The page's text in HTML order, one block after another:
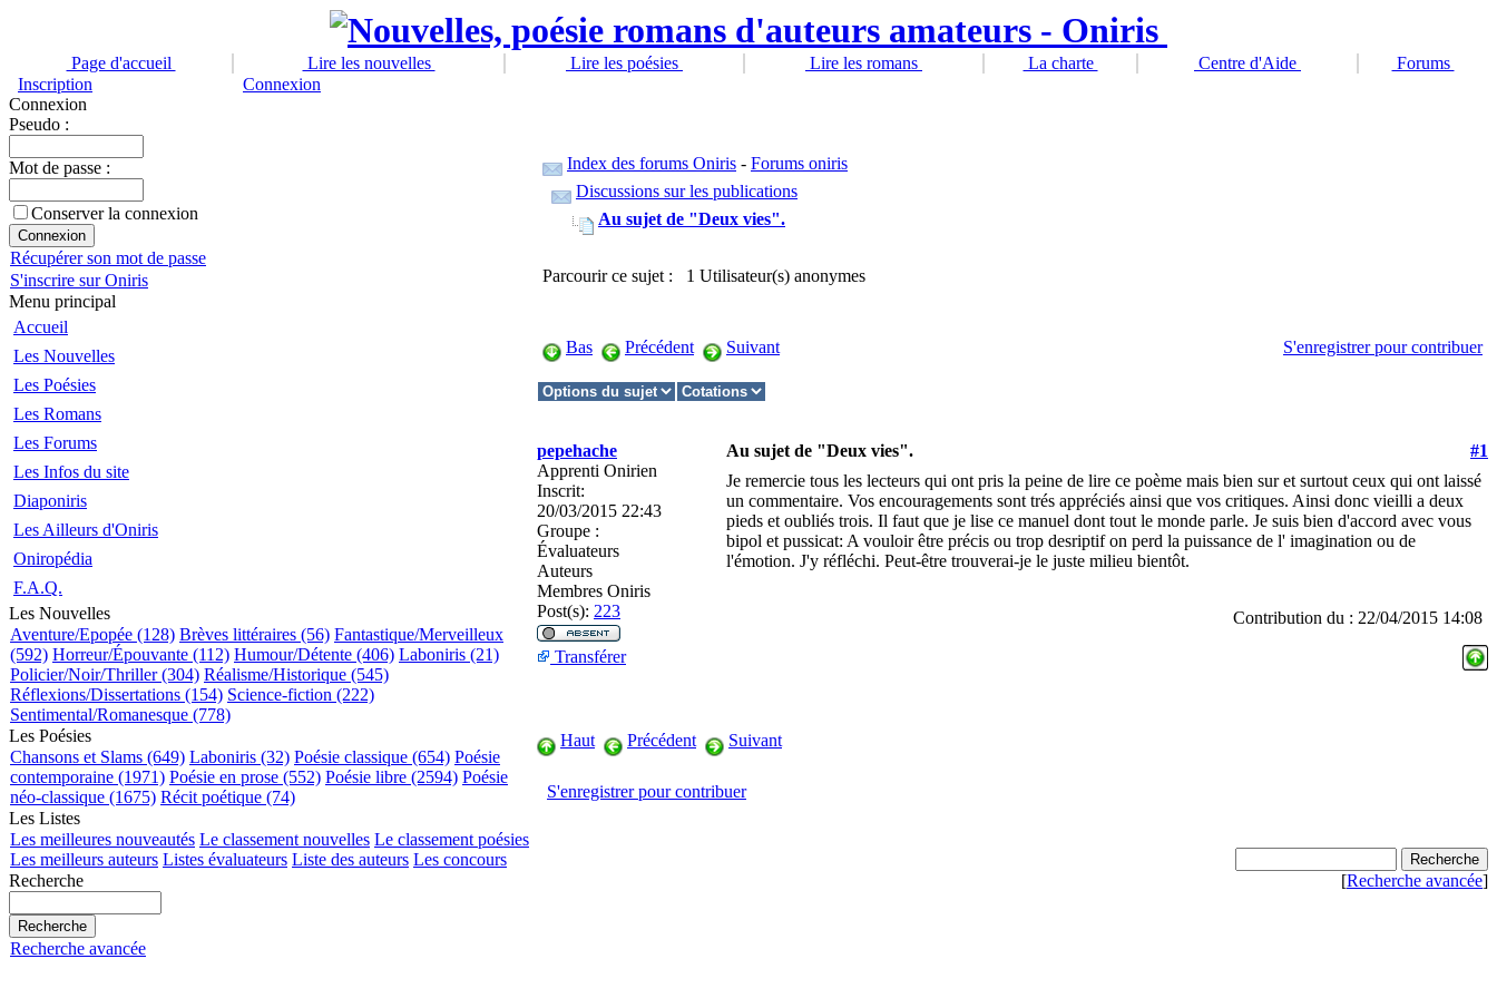
Page d'accueil Lire les nouvelles Lire les poésies Lire les romans La charte Centre d'Aide
Forums
Inscription
Connexion
Connexion
Pseudo :
Mot de passe :
Conserver la connexion
Récupérer son mot de passe
S'inscrire sur Oniris
Menu principal
Accueil
Les Nouvelles
Les Poésies
Les Romans
Les Forums
Les Infos du site
Diaponiris
Les Ailleurs d'Oniris
Oniropédia
F.A.Q.
Les Nouvelles
Aventure/Epopée (128) Brèves littéraires (56) Fantastique/Merveilleux
(592) Horreur/Épouvante (112) Humour/Détente (406) Laboniris (21)
Policier/Noir/Thriller (304) Réalisme/Historique (545)
Réflexions/Dissertations (154) Science-fiction (222)
Sentimental/Romanesque (778)
Les Poésies
Chansons et Slams (649) Laboniris (32) Poésie classique (654) Poésie
contemporaine (1971) Poésie en prose (552) Poésie libre (2594) Poésie
néo-classique (1675) Récit poétique (74)
Les Listes
Les meilleures nouveautés Le classement nouvelles Le classement poésies
Les meilleurs auteurs Listes évaluateurs Liste des auteurs Les concours
Recherche
Recherche avancée
Index des forums Oniris - Forums oniris
Discussions sur les publications
Au sujet de "Deux vies".
Parcourir ce sujet : 1 Utilisateur(s) anonymes
Bas Précédent Suivant S'enregistrer pour contribuer
pepehache Au sujet de "Deux vies".
#1
Apprenti Onirien
Inscrit:
20/03/2015 22:43
Groupe :
Évaluateurs
Auteurs
Membres Oniris
Post(s): 223
Je remercie tous les lecteurs qui ont pris la peine de lire ce poème mais bien sur et surtout ceux qui ont laissé
un commentaire. Vos encouragements sont trés appréciés ainsi que vos critiques. Ainsi donc vieilli a deux
pieds et oubliés trois. Il faut que je lise ce manuel dont tout le monde parle. Je suis bien d'accord avec vous
bipol et pussicat: A vouloir être précis ou trop desriptif on perd la puissance de l' imagination ou de
l'émotion. J'y réfléchi. Peut-être trouverai-je le juste milieu bientôt.
Contribution du : 22/04/2015 14:08
Transférer
Haut Précédent Suivant
S'enregistrer pour contribuer
[Recherche avancée]